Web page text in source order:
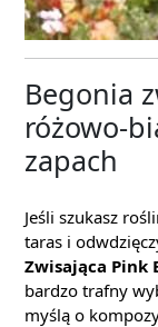
Begonia
różowo-
zapach
Jeśli szukasz
taras i
Zwisająca Pink
bardzo trafny
myślą o